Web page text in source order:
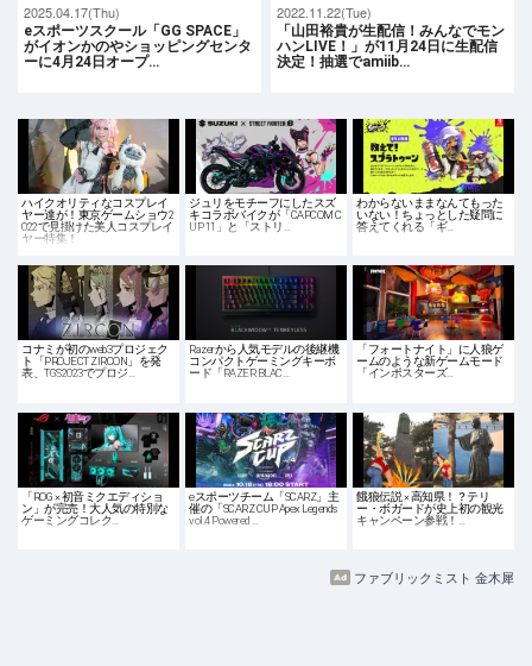
2025.04.17(Thu)
eスポーツスクール「GG SPACE」
がイオンかのやショッピングセンタ
ーに4月24日オープ…
2022.11.22(Tue)
「山田裕貴が生配信！みんなでモン
ハンLIVE！」が11月24日に生配信
決定！抽選でamiib…
ハイクオリティなコスプレイ
ヤー達が！東京ゲームショウ2
022で見掛けた美人コスプレイ
ヤー特集！
ジュリをモチーフにしたスズ
キコラボバイクが「CAPCOM C
UP 11」と「ストリ…
わからないままなんてもった
いない！ちょっとした疑問に
答えてくれる「ギ…
コナミが初のweb3プロジェク
ト「PROJECT ZIRCON」を発
表、TGS2023でプロジ…
Razerから人気モデルの後継機
コンパクトゲーミングキーボ
ード「RAZER BLAC…
「フォートナイト」に人狼ゲ
ームのような新ゲームモード
「インポスターズ…
「ROG × 初音ミクエディショ
ン」が完売！大人気の特別な
ゲーミングコレク…
eスポーツチーム「SCARZ」主
催の「SCARZ CUP Apex Legends
vol.4 Powered …
餓狼伝説 × 高知県！？テリ
ー・ボガードが史上初の観光
キャンペーン参戦！…
ファブリックミスト 金木犀